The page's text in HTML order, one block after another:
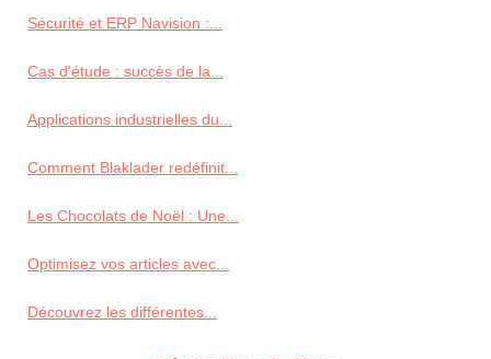
Sécurité et ERP Navision :...
Cas d'étude : succès de la...
Applications industrielles du...
Comment Blaklader redéfinit...
Les Chocolats de Noël : Une...
Optimisez vos articles avec...
Découvrez les différentes...